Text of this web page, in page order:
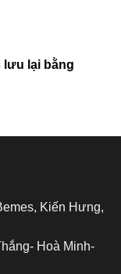
lại bằng
Kiến Hưng,
Hoà Minh-